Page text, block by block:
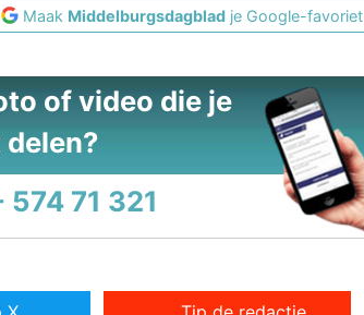
Maak Middelburgsdagblad je Google-favoriet
of video die je
574 71 321